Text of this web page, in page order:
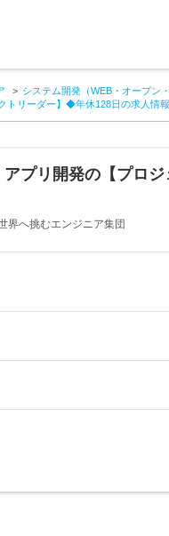
システム開発（WEB・オープン
トリーダー】◆年休128日の求人情報
プリ開発の【プロ
界へ挑むエンジニア集団